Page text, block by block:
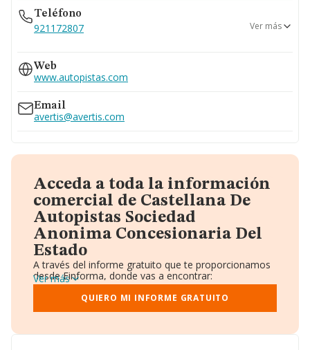
Teléfono
921172807
932305200
932305000
934927827
Ver más
Web
www.autopistas.com
Email
avertis@avertis.com
Acceda a toda la información
comercial de Castellana De
Autopistas Sociedad
Anonima Concesionaria Del
Estado
A través del informe gratuito que te proporcionamos
desde Einforma, donde vas a encontrar:
Datos identificativos: Denominación, CIF,
Teléfono, Domicilio.
Informe Mercantil Completo (BORME).
Ver más
QUIERO MI INFORME GRATUITO